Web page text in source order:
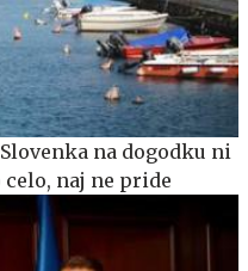
na dogodku ni
naj ne pride